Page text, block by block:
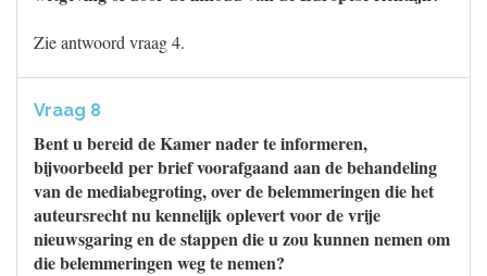
Zie antwoord vraag 4.
Vraag 8
Bent u bereid de Kamer nader te informeren,
bijvoorbeeld per brief voorafgaand aan de behandeling
van de mediabegroting, over de belemmeringen die het
auteursrecht nu kennelijk oplevert voor de vrije
nieuwsgaring en de stappen die u zou kunnen nemen om
die belemmeringen weg te nemen?